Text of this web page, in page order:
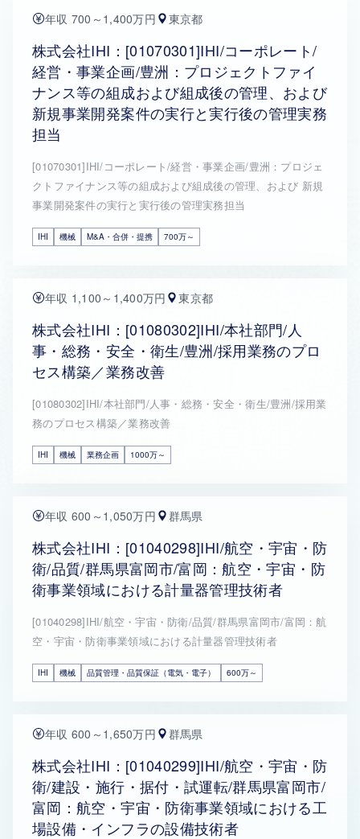
年収 700～1,400万円 東京都
株式会社IHI：[01070301]IHI/コーポレート/
経営・事業企画/豊洲：プロジェクトファイ
ナンス等の組成および組成後の管理、および
新規事業開発案件の実行と実行後の管理実務
担当
[01070301]IHI/コーポレート/経営・事業企画/豊洲：プロジェ
クトファイナンス等の組成および組成後の管理、および 新規
事業開発案件の実行と実行後の管理実務担当
IHI 機械 M&A・合併・提携 700万～
年収 1,100～1,400万円 東京都
株式会社IHI：[01080302]IHI/本社部門/人
事・総務・安全・衛生/豊洲/採用業務のプロ
セス構築／業務改善
[01080302]IHI/本社部門/人事・総務・安全・衛生/豊洲/採用業
務のプロセス構築／業務改善
IHI 機械 業務企画 1000万～
年収 600～1,050万円 群馬県
株式会社IHI：[01040298]IHI/航空・宇宙・防
衛/品質/群馬県富岡市/富岡：航空・宇宙・防
衛事業領域における計量器管理技術者
[01040298]IHI/航空・宇宙・防衛/品質/群馬県富岡市/富岡：航
空・宇宙・防衛事業領域における計量器管理技術者
IHI 機械 品質管理・品質保証（電気・電子） 600万～
年収 600～1,650万円 群馬県
株式会社IHI：[01040299]IHI/航空・宇宙・防
衛/建設・施行・据付・試運転/群馬県富岡市/
富岡：航空・宇宙・防衛事業領域における工
場設備・インフラの設備技術者